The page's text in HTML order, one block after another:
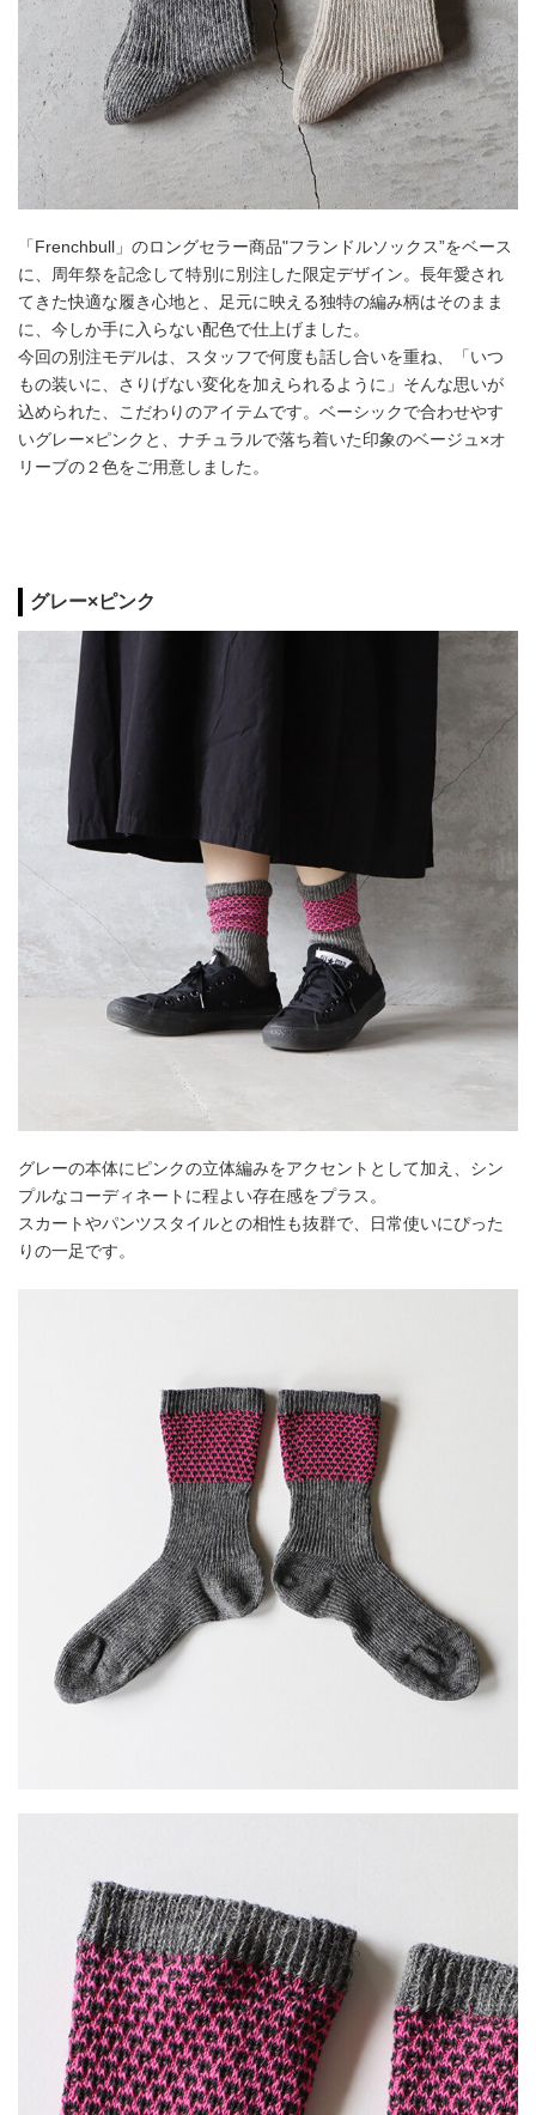
「Frenchbull」のロングセラー商品"フランドルソックス”をベース
に、周年祭を記念して特別に別注した限定デザイン。長年愛され
てきた快適な履き心地と、足元に映える独特の編み柄はそのまま
に、今しか手に入らない配色で仕上げました。
今回の別注モデルは、スタッフで何度も話し合いを重ね、「いつ
もの装いに、さりげない変化を加えられるように」そんな思いが
込められた、こだわりのアイテムです。ベーシックで合わせやす
いグレー×ピンクと、ナチュラルで落ち着いた印象のベージュ×オ
リーブの２色をご用意しました。
グレー×ピンク
グレーの本体にピンクの立体編みをアクセントとして加え、シン
プルなコーディネートに程よい存在感をプラス。
スカートやパンツスタイルとの相性も抜群で、日常使いにぴった
りの一足です。